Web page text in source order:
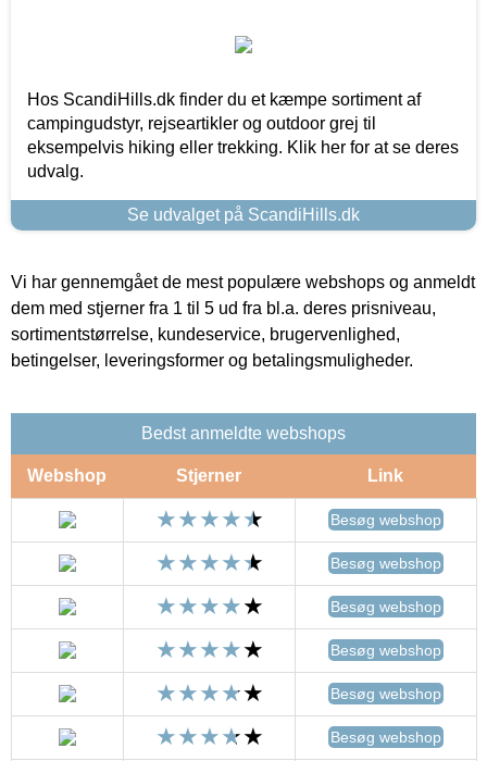
Hos ScandiHills.dk finder du et kæmpe sortiment af
campingudstyr, rejseartikler og outdoor grej til
eksempelvis hiking eller trekking. Klik her for at se deres
udvalg.
Se udvalget på ScandiHills.dk
Vi har gennemgået de mest populære webshops og anmeldt
dem med stjerner fra 1 til 5 ud fra bl.a. deres prisniveau,
sortimentstørrelse, kundeservice, brugervenlighed,
betingelser, leveringsformer og betalingsmuligheder.
Bedst anmeldte webshops
Webshop Stjerner Link
Besøg webshop
Besøg webshop
Besøg webshop
Besøg webshop
Besøg webshop
Besøg webshop